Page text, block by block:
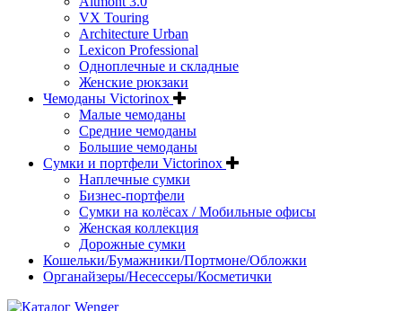
VX Touring
Architecture Urban
Lexicon Professional
Одноплечные и складные
Женские рюкзаки
Чемоданы Victorinox
Малые чемоданы
Средние чемоданы
Большие чемоданы
Сумки и портфели Victorinox
Наплечные сумки
Бизнес-портфели
Сумки на колёсах / Мобильные офисы
Женская коллекция
Дорожные сумки
Кошельки/Бумажники/Портмоне/Обложки
Органайзеры/Несессеры/Косметички